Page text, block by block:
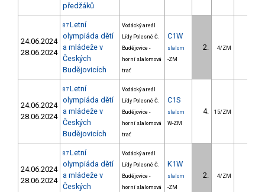
předžáků
24.06.2024
28.06.2024
87 Letní
olympiáda dětí
a mládeže v
Českých
Budějovicích
Vodácký areál
Lídy Polesné Č.
Budějovice -
horní slalomová
trať
C1W
slalom
-ZM
2. 4/ZM
24.06.2024
28.06.2024
87 Letní
olympiáda dětí
a mládeže v
Českých
Budějovicích
Vodácký areál
Lídy Polesné Č.
Budějovice -
horní slalomová
trať
C1S
slalom
W-ZM
4. 15/ZM
24.06.2024
28.06.2024
87 Letní
olympiáda dětí
a mládeže v
Českých
Vodácký areál
Lídy Polesné Č.
Budějovice -
horní slalomová
K1W
slalom
-ZM
2. 4/ZM